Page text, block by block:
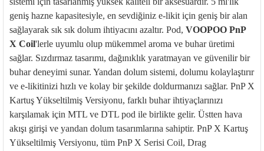
geniş hazne kapasitesiyle, en sevdiğiniz e-likit için geniş bir alan
sağlayarak sık sık dolum ihtiyacını azaltır. Pod, VOOPOO PnP
X Coil'lerle uyumlu olup mükemmel aroma ve buhar üretimi
sağlar. Sızdırmaz tasarımı, dağınıklık yaratmayan ve güvenilir bir
buhar deneyimi sunar. Yandan dolum sistemi, dolumu kolaylaştırır
ve e-likitinizi hızlı ve kolay bir şekilde doldurmanızı sağlar. PnPX
Kartuş Yükseltilmiş Versiyonu, farklı buhar ihtiyaçlarınızı
karşılamak için MTL ve DTL pod ile birlikte gelir. Üstten hava
akışı girişi ve yandan dolum tasarımlarına sahiptir. PnP X Kartuş
Yükseltilmiş Versiyonu, tüm PnP X Serisi Coil, Drag